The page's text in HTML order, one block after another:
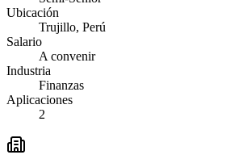
Ubicación
Trujillo, Perú
Salario
A convenir
Industria
Finanzas
Aplicaciones
2